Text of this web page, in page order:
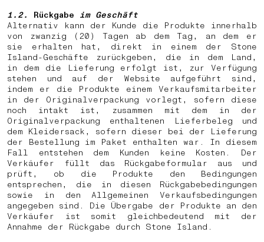
1.2. Rückgabe im Geschäft
Alternativ kann der Kunde die Produkte innerhalb
von zwanzig (20) Tagen ab dem Tag, an dem er
sie erhalten hat, direkt in einem der Stone
Island-Geschäfte zurückgeben, die in dem Land,
in dem die Lieferung erfolgt ist, zur Verfügung
stehen und auf der Website aufgeführt sind,
indem er die Produkte einem Verkaufsmitarbeiter
in der Originalverpackung vorlegt, sofern diese
noch intakt ist, zusammen mit dem in der
Originalverpackung enthaltenen Lieferbeleg und
dem Kleidersack, sofern dieser bei der Lieferung
der Bestellung im Paket enthalten war. In diesem
Fall entstehen dem Kunden keine Kosten. Der
Verkäufer füllt das Rückgabeformular aus und
prüft, ob die Produkte den Bedingungen
entsprechen, die in diesen Rückgabebedingungen
sowie in den Allgemeinen Verkaufsbedingungen
angegeben sind. Die Übergabe der Produkte an den
Verkäufer ist somit gleichbedeutend mit der
Annahme der Rückgabe durch Stone Island.